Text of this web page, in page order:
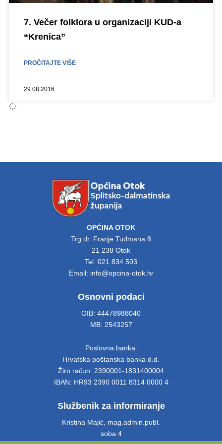
7. Večer folklora u organizaciji KUD-a
“Krenica”
PROČITAJTE VIŠE
29.08.2016
OPĆINA OTOK
Trg dr. Franje Tuđmana 8
21 238 Otok
Tel: 021 834 503
Email: info@opcina-otok.hr
Osnovni podaci
OIB: 44478988040
MB: 2543257
Poslovna banka:
Hrvatska poštanska banka d.d.
Žiro račun: 2390001-1831400004
IBAN: HR93 2390 0011 8314 0000 4
Službenik za informiranje
Kristina Majić, mag.admin.publ.
soba 4